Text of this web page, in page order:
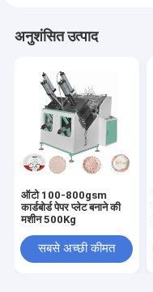
अनुशंसित उत्पाद
ऑटो 100-800gsm
कार्डबोर्ड पेपर प्लेट बनाने की
मशीन 500Kg
सबसे अच्छी कीमत